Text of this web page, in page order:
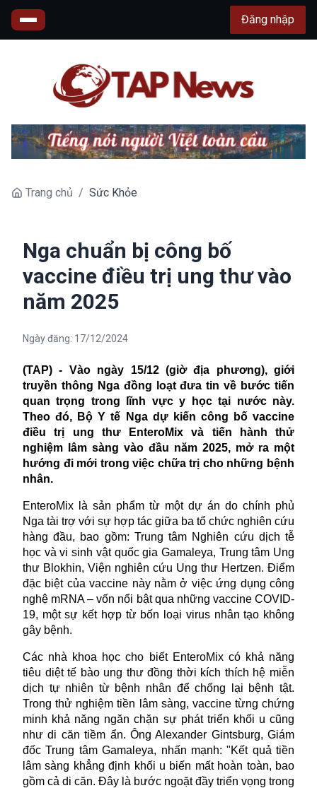
Đăng nhập
Trang chủ / Sức Khỏe
Nga chuẩn bị công bố
vaccine điều trị ung thư vào
năm 2025
Ngày đăng: 17/12/2024
(TAP) - Vào ngày 15/12 (giờ địa phương), giới
truyền thông Nga đồng loạt đưa tin về bước tiến
quan trọng trong lĩnh vực y học tại nước này.
Theo đó, Bộ Y tế Nga dự kiến công bố vaccine
điều trị ung thư EnteroMix và tiến hành thử
nghiệm lâm sàng vào đầu năm 2025, mở ra một
hướng đi mới trong việc chữa trị cho những bệnh
nhân.
EnteroMix là sản phẩm từ một dự án do chính phủ
Nga tài trợ với sự hợp tác giữa ba tổ chức nghiên cứu
hàng đầu, bao gồm: Trung tâm Nghiên cứu dịch tễ
học và vi sinh vật quốc gia Gamaleya, Trung tâm Ung
thư Blokhin, Viện nghiên cứu Ung thư Hertzen. Điểm
đặc biệt của vaccine này nằm ở việc ứng dụng công
nghệ mRNA – vốn nổi bật qua những vaccine COVID-
19, một sự kết hợp từ bốn loại virus nhân tạo không
gây bệnh.
Các nhà khoa học cho biết EnteroMix có khả năng
tiêu diệt tế bào ung thư đồng thời kích thích hệ miễn
dịch tự nhiên từ bệnh nhân để chống lại bệnh tật.
Trong thử nghiệm tiền lâm sàng, vaccine từng chứng
minh khả năng ngăn chặn sự phát triển khối u cũng
như di căn tiềm ẩn. Ông Alexander Gintsburg, Giám
đốc Trung tâm Gamaleya, nhấn mạnh: "Kết quả tiền
lâm sàng khẳng định khối u biến mất hoàn toàn, bao
gồm cả di căn. Đây là bước ngoặt đầy triển vọng trong